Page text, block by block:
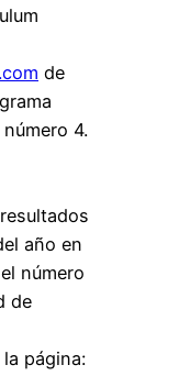
de
4.
año en
número
de
página: